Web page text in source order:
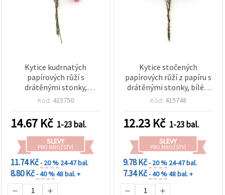
Kytice kudrnatých
papírových růží s
drátěnými stonky,
červené, 35×80 mm – 6 ks
Kód: 415750
14.67 Kč 1-23 bal.
SLEVY
PRO MNOŽSTVÍ
11.74 Kč- 20 % 24-47 bal.
8.80 Kč- 40 %48 bal. +
Kytice stočených
papírových růží z papíru s
drátěnými stonky, bílé a
červené, 25×70 mm – 6 ks
Kód: 415748
12.23 Kč 1-23 bal.
SLEVY
PRO MNOŽSTVÍ
9.78 Kč- 20 % 24-47 bal.
7.34 Kč- 40 %48 bal. +